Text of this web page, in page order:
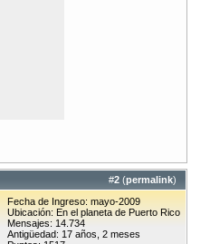
#2 (permalink)
Fecha de Ingreso: mayo-2009
Ubicación: En el planeta de Puerto Rico
Mensajes: 14.734
Antigüedad: 17 años, 2 meses